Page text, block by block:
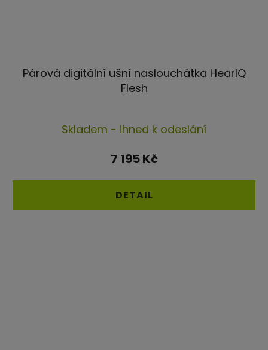
Párová digitální ušní naslouchátka HearIQ
Flesh
hodnocení
produktu
5,0
z
Skladem - ihned k odeslání
7 195 Kč
DETAIL